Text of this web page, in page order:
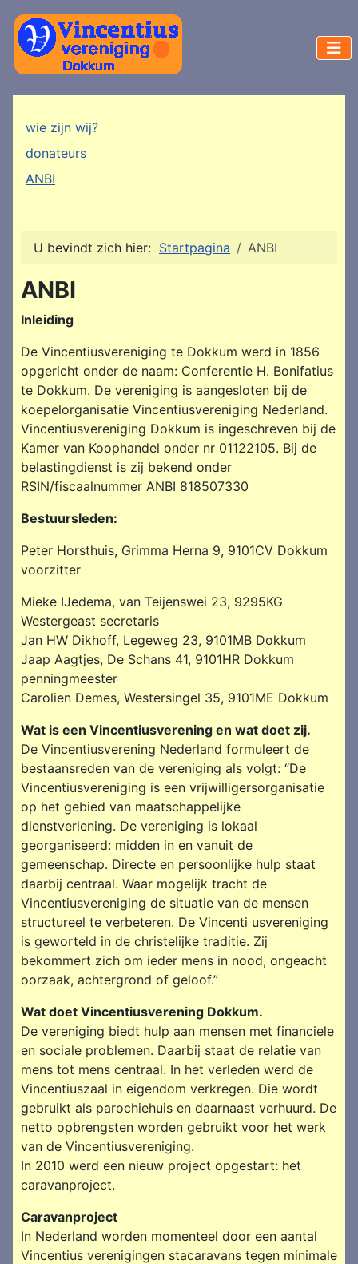
wie zijn wij?
donateurs
ANBI
U bevindt zich hier: Startpagina ANBI
ANBI
Inleiding
De Vincentiusvereniging te Dokkum werd in 1856
opgericht onder de naam: Conferentie H. Bonifatius
te Dokkum. De vereniging is aangesloten bij de
koepelorganisatie Vincentiusvereniging Nederland.
Vincentiusvereniging Dokkum is ingeschreven bij de
Kamer van Koophandel onder nr 01122105. Bij de
belastingdienst is zij bekend onder
RSIN/fiscaalnummer ANBI 818507330
Bestuursleden:
Peter Horsthuis, Grimma Herna 9, 9101CV Dokkum
voorzitter
Mieke IJedema, van Teijenswei 23, 9295KG
Westergeast secretaris
Jan HW Dikhoff, Legeweg 23, 9101MB Dokkum
Jaap Aagtjes, De Schans 41, 9101HR Dokkum
penningmeester
Carolien Demes, Westersingel 35, 9101ME Dokkum
Wat is een Vincentiusverening en wat doet zij.
De Vincentiusverening Nederland formuleert de
bestaansreden van de vereniging als volgt: “De
Vincentiusvereniging is een vrijwilligersorganisatie
op het gebied van maatschappelijke
dienstverlening. De vereniging is lokaal
georganiseerd: midden in en vanuit de
gemeenschap. Directe en persoonlijke hulp staat
daarbij centraal. Waar mogelijk tracht de
Vincentius­vereniging de situatie van de mensen
structureel te verbeteren. De Vincenti usvereniging
is geworteld in de christelijke traditie. Zij
bekommert zich om ieder mens in nood, ongeacht
oorzaak, achtergrond of geloof.”
Wat doet Vincentiusverening Dokkum.
De vereniging biedt hulp aan mensen met financiele
en sociale problemen. Daarbij staat de relatie van
mens tot mens centraal. In het verleden werd de
Vincentiuszaal in eigendom verkregen. Die wordt
gebruikt als parochiehuis en daarnaast verhuurd. De
netto opbrengsten worden gebruikt voor het werk
van de Vincentiusvereniging.
In 2010 werd een nieuw project opgestart: het
caravanproject.
Caravanproject
In Nederland worden momenteel door een aantal
Vincentius verenigingen stacaravans tegen minimale